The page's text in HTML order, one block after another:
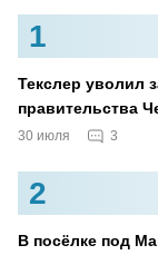
1
Текслер уволил
правительства
30 июля 3
2
В посёлке под